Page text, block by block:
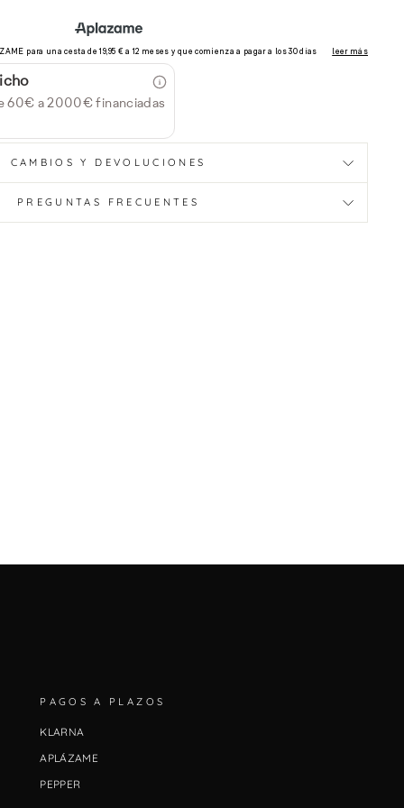
60€ a 2000€ financiadas
CAMBIOS Y DEVOLUCIONES
PREGUNTAS FRECUENTES
PAGOS A PLAZOS
KLARNA
APLÁZAME
PEPPER